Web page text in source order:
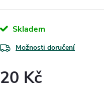
Skladem
Možnosti doručení
20 Kč